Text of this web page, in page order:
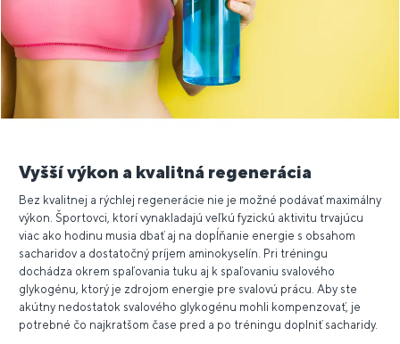
Vyšší výkon a kvalitná regenerácia
Bez kvalitnej a rýchlej regenerácie nie je možné podávať maximálny
výkon. Športovci, ktorí vynakladajú veľkú fyzickú aktivitu trvajúcu
viac ako hodinu musia dbať aj na dopĺňanie energie s obsahom
sacharidov a dostatočný príjem aminokyselín. Pri tréningu
dochádza okrem spaľovania tuku aj k spaľovaniu svalového
glykogénu, ktorý je zdrojom energie pre svalovú prácu. Aby ste
akútny nedostatok svalového glykogénu mohli kompenzovať, je
potrebné čo najkratšom čase pred a po tréningu doplniť sacharidy.